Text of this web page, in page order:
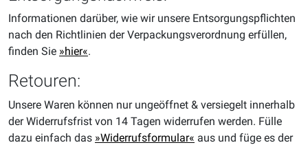
Informationen darüber, wie wir unsere Entsorgungspflichten
nach den Richtlinien der Verpackungsverordnung erfüllen,
finden Sie »hier«.
Retouren:
Unsere Waren können nur ungeöffnet & versiegelt innerhalb
der Widerrufsfrist von 14 Tagen widerrufen werden. Fülle
dazu einfach das »Widerrufsformular« aus und füge es der